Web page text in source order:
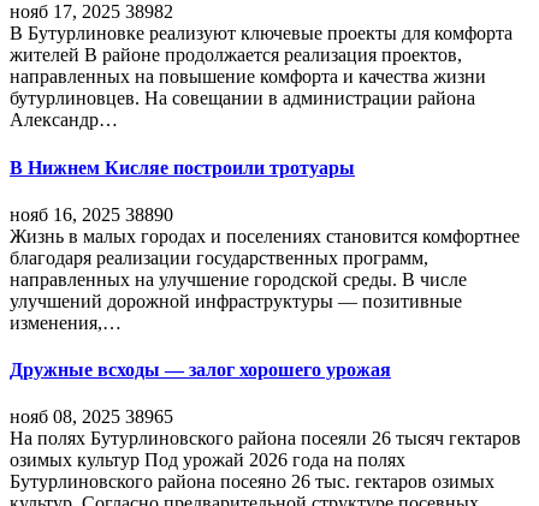
нояб 17, 2025 38982
В Бутурлиновке реализуют ключевые проекты для комфорта
жителей В районе продолжается реализация проектов,
направленных на повышение комфорта и качества жизни
бутурлиновцев. На совещании в администрации района
Александр…
В Нижнем Кисляе построили тротуары
нояб 16, 2025 38890
Жизнь в малых городах и поселениях становится комфортнее
благодаря реализации государственных программ,
направленных на улучшение городской среды. В числе
улучшений дорожной инфраструктуры — позитивные
изменения,…
Дружные всходы — залог хорошего урожая
нояб 08, 2025 38965
На полях Бутурлиновского района посеяли 26 тысяч гектаров
озимых культур Под урожай 2026 года на полях
Бутурлиновского района посеяно 26 тыс. гектаров озимых